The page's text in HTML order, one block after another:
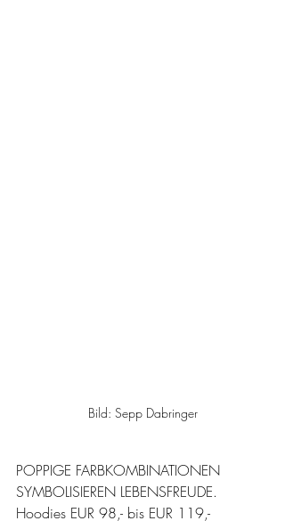
Bild: Sepp Dabringer
POPPIGE FARBKOMBINATIONEN
SYMBOLISIEREN LEBENSFREUDE.
Hoodies EUR 98,- bis EUR 119,-